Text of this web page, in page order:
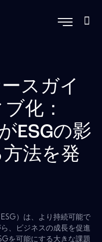
スガイ
化：
ESGの影
法を発
）は、より持続可能で
、ビジネスの成長を促進
を可能にする大きな課題